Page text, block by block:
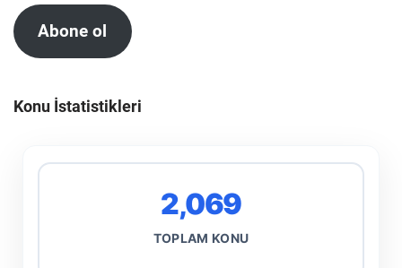
Abone ol
Konu İstatistikleri
2,069
TOPLAM KONU